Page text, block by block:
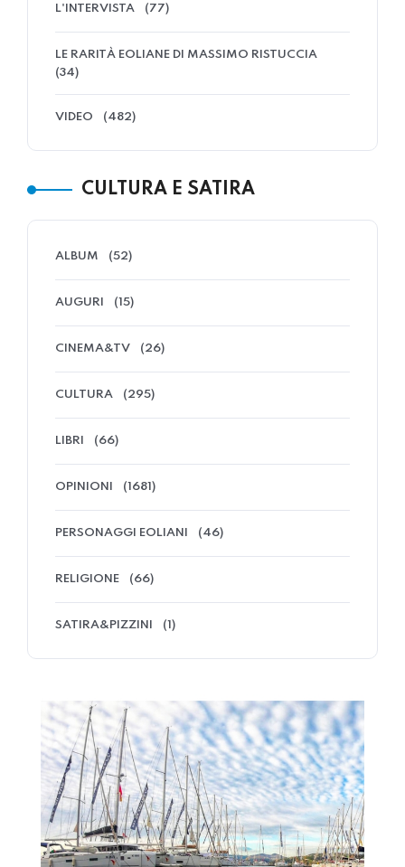
L'INTERVISTA (77)
LE RARITÀ EOLIANE DI MASSIMO RISTUCCIA
(34)
VIDEO (482)
CULTURA E SATIRA
ALBUM (52)
AUGURI (15)
CINEMA&TV (26)
CULTURA (295)
LIBRI (66)
OPINIONI (1681)
PERSONAGGI EOLIANI (46)
RELIGIONE (66)
SATIRA&PIZZINI (1)